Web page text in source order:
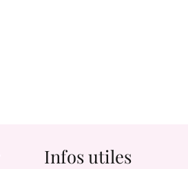
Infos utiles